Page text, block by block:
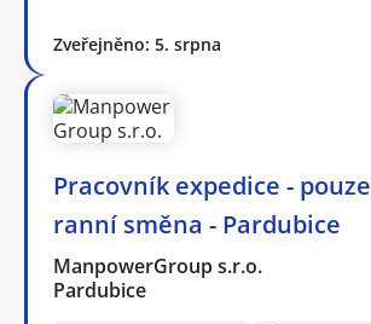
Zveřejněno: 5. srpna
Pracovník expedice - pouze
ranní směna - Pardubice
ManpowerGroup s.r.o.
Pardubice